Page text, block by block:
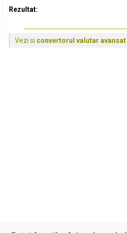
Rezultat:
Vezi si convertorul valutar avansat